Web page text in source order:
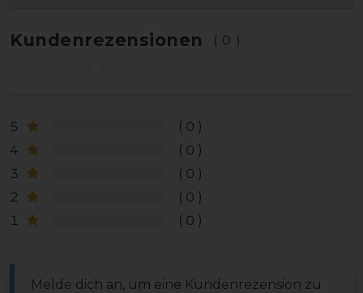
Kundenrezensionen (0)
5
0
4
0
3
0
2
0
1
0
Melde dich an, um eine Kundenrezension zu